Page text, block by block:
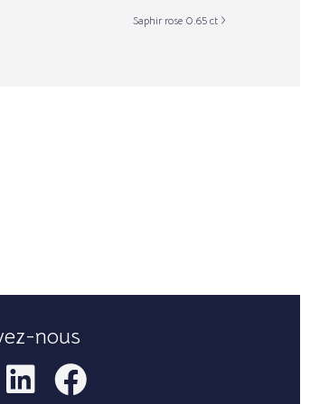
Saphir rose 0.65 ct
nous